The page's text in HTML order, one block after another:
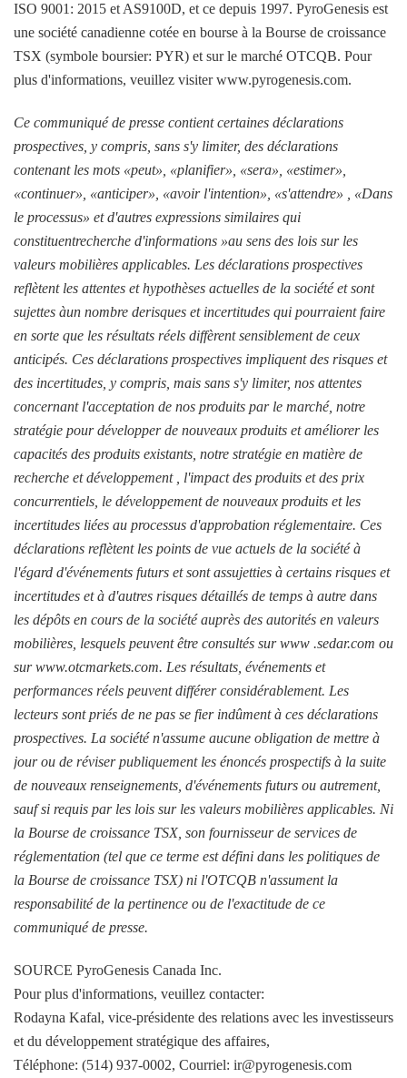
ISO 9001: 2015 et AS9100D, et ce depuis 1997. PyroGenesis est
une société canadienne cotée en bourse à la Bourse de croissance
TSX (symbole boursier: PYR) et sur le marché OTCQB. Pour
plus d'informations, veuillez visiter www.pyrogenesis.com.
Ce communiqué de presse contient certaines déclarations
prospectives, y compris, sans s'y limiter, des déclarations
contenant les mots «peut», «planifier», «sera», «estimer»,
«continuer», «anticiper», «avoir l'intention», «s'attendre» , «Dans
le processus» et d'autres expressions similaires qui
constituentrecherche d'informations »au sens des lois sur les
valeurs mobilières applicables. Les déclarations prospectives
reflètent les attentes et hypothèses actuelles de la société et sont
sujettes àun nombre derisques et incertitudes qui pourraient faire
en sorte que les résultats réels diffèrent sensiblement de ceux
anticipés. Ces déclarations prospectives impliquent des risques et
des incertitudes, y compris, mais sans s'y limiter, nos attentes
concernant l'acceptation de nos produits par le marché, notre
stratégie pour développer de nouveaux produits et améliorer les
capacités des produits existants, notre stratégie en matière de
recherche et développement , l'impact des produits et des prix
concurrentiels, le développement de nouveaux produits et les
incertitudes liées au processus d'approbation réglementaire. Ces
déclarations reflètent les points de vue actuels de la société à
l'égard d'événements futurs et sont assujetties à certains risques et
incertitudes et à d'autres risques détaillés de temps à autre dans
les dépôts en cours de la société auprès des autorités en valeurs
mobilières, lesquels peuvent être consultés sur www .sedar.com ou
sur www.otcmarkets.com. Les résultats, événements et
performances réels peuvent différer considérablement. Les
lecteurs sont priés de ne pas se fier indûment à ces déclarations
prospectives. La société n'assume aucune obligation de mettre à
jour ou de réviser publiquement les énoncés prospectifs à la suite
de nouveaux renseignements, d'événements futurs ou autrement,
sauf si requis par les lois sur les valeurs mobilières applicables. Ni
la Bourse de croissance TSX, son fournisseur de services de
réglementation (tel que ce terme est défini dans les politiques de
la Bourse de croissance TSX) ni l'OTCQB n'assument la
responsabilité de la pertinence ou de l'exactitude de ce
communiqué de presse.
SOURCE PyroGenesis Canada Inc.
Pour plus d'informations, veuillez contacter:
Rodayna Kafal, vice-présidente des relations avec les investisseurs
et du développement stratégique des affaires,
Téléphone: (514) 937-0002, Courriel: ir@pyrogenesis.com